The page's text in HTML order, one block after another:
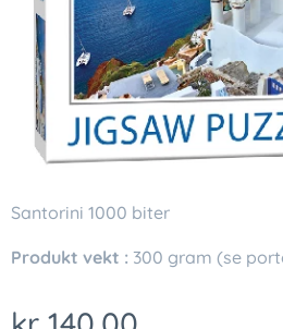
Santorini 1000 biter
Produkt vekt : 300 gram (se